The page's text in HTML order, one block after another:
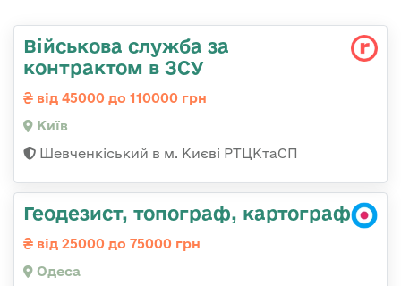
Військова служба за
контрактом в ЗСУ
від 45000 до 110000 грн
Київ
Шевченкіський в м. Києві РТЦКтаСП
Геодезист, топограф, картограф
від 25000 до 75000 грн
Одеса